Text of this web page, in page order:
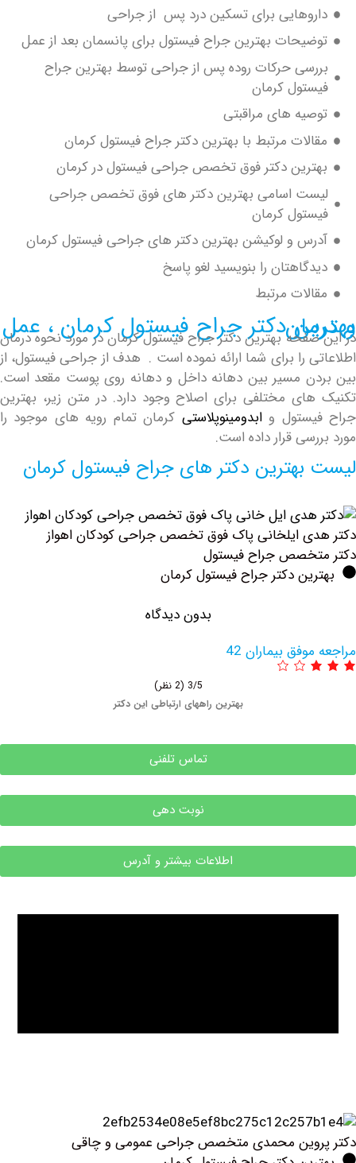
برای تسکین درد پس از جراحی
بهترین جراح فیستول برای پانسمان بعد از عمل
حرکات روده پس از جراحی توسط بهترین جراح
کرمان
های مراقبتی
مرتبط با بهترین دکتر جراح فیستول کرمان
دکتر فوق تخصص جراحی فیستول در کرمان
اسامی بهترین دکتر های فوق تخصص جراحی
کرمان
و لوکیشن بهترین دکتر های جراحی فیستول کرمان
را بنویسید لغو پاسخ
مرتبط
، عمل و درمانبهترین دکتر جراح فیستول کرمان در مورد نحوه درمان
را برای شما ارائه نموده است . هدف از جراحی فیستول، از
مسیر بین دهانه داخل و دهانه روی پوست مقعد است.
مختلفی برای اصلاح وجود دارد. در متن زیر، بهترین
وابدومینوپلاستیکرمان تمام رویه های موجود را
قرار داده است.
دکتر های جراح فیستول کرمان
ایلخانی پاک فوق تخصص جراحی کودکان اهواز
جراح فیستول
دکتر جراح فیستول کرمان
بدون دیدگاه
بیماران 42
بهترین راههای ارتباطی این دکتر
تماس تلفنی
نوبت دهی
اطلاعات بیشتر و آدرس
محمدی متخصص جراحی عمومی و چاقی